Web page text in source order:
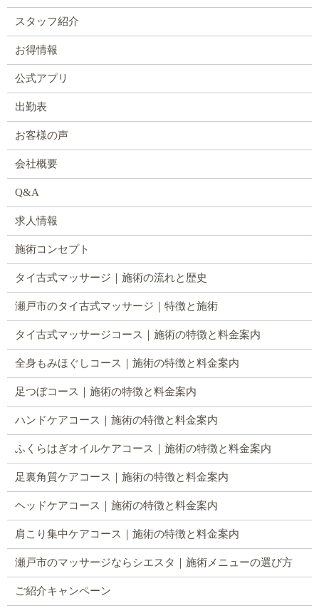
スタッフ紹介
お得情報
公式アプリ
出勤表
お客様の声
会社概要
Q&A
求人情報
施術コンセプト
タイ古式マッサージ｜施術の流れと歴史
瀬戸市のタイ古式マッサージ｜特徴と施術
タイ古式マッサージコース｜施術の特徴と料金案内
全身もみほぐしコース｜施術の特徴と料金案内
足つぼコース｜施術の特徴と料金案内
ハンドケアコース｜施術の特徴と料金案内
ふくらはぎオイルケアコース｜施術の特徴と料金案内
足裏角質ケアコース｜施術の特徴と料金案内
ヘッドケアコース｜施術の特徴と料金案内
肩こり集中ケアコース｜施術の特徴と料金案内
瀬戸市のマッサージならシエスタ｜施術メニューの選び方
ご紹介キャンペーン